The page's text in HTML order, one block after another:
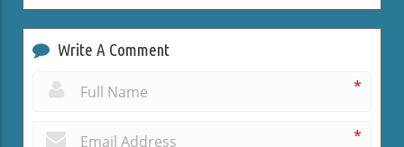
Write A Comment
*
*